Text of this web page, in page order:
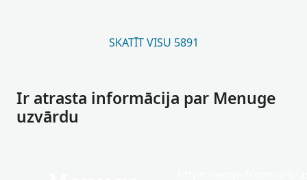
SKATĪT VISU 5891
Ir atrasta informācija par Menuge
uzvārdu